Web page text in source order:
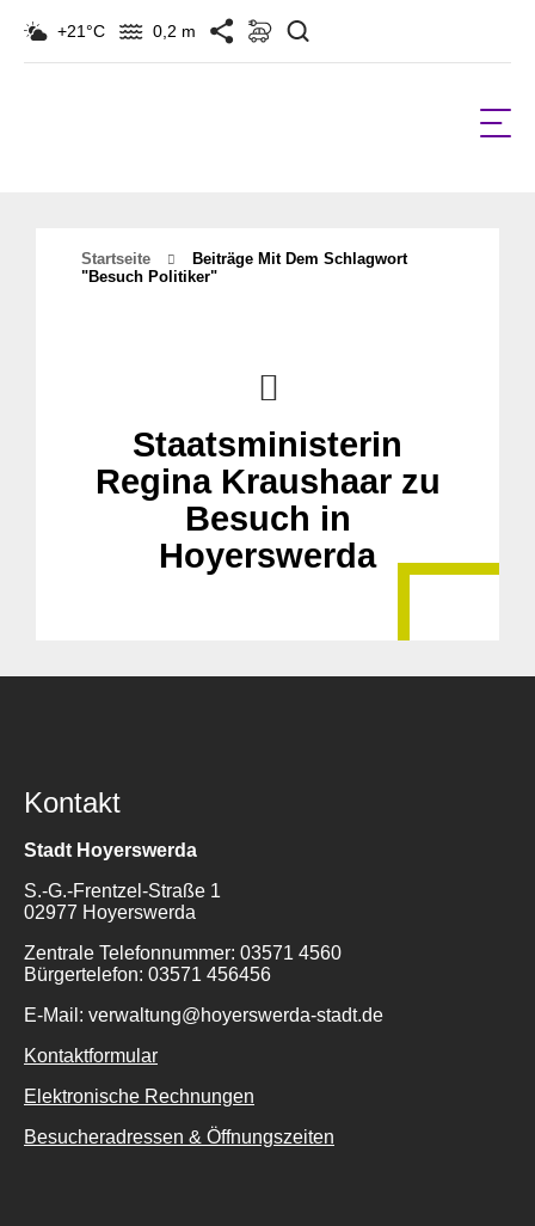
+21°C 0,2 m
Startseite
Beiträge Mit Dem Schlagwort
"besuch Politiker"
Staatsministerin
Regina Kraushaar zu
Besuch in
Hoyerswerda
Kontakt
Stadt Hoyerswerda
S.-G.-Frentzel-Straße 1
02977 Hoyerswerda
Zentrale Telefonnummer: 03571 4560
Bürgertelefon: 03571 456456
E-Mail: verwaltung@hoyerswerda-stadt.de
Kontaktformular
Elektronische Rechnungen
Besucheradressen & Öffnungszeiten